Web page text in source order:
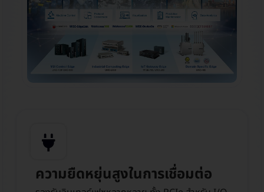
ความยืดหยุ่นสูงในการเชื่อมต่อ